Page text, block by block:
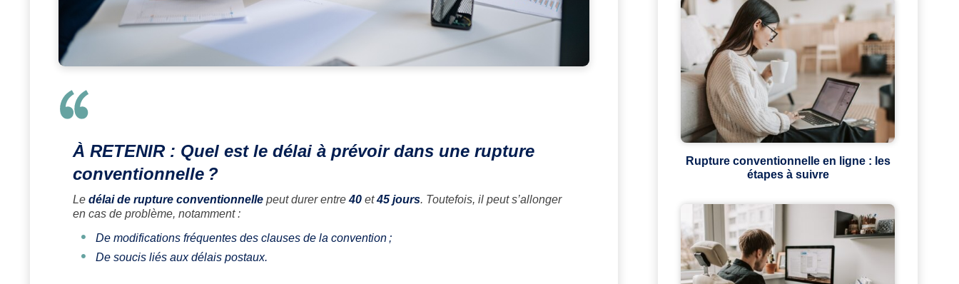
À RETENIR : Quel est le délai à prévoir dans une rupture
conventionnelle ?
Le délai de rupture conventionnelle peut durer entre40 et45 jours. Toutefois, il peut s’allonger
en cas de problème, notamment :
De modifications fréquentes des clauses de la convention ;
De soucis liés aux délais postaux.
Rupture conventionnelle en ligne : les
étapes à suivre